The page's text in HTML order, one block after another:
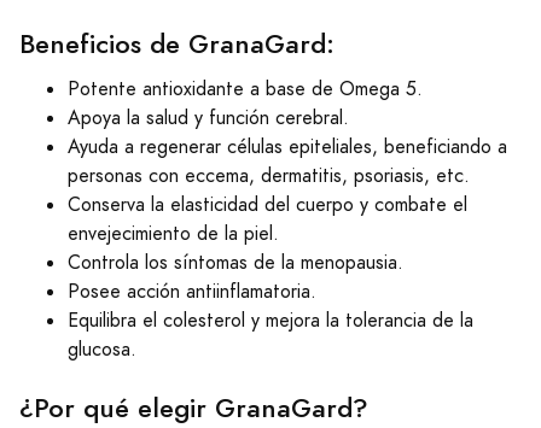
Beneficios de GranaGard:
Potente antioxidante a base de Omega 5.
Apoya la salud y función cerebral.
Ayuda a regenerar células epiteliales, beneficiando a
personas con eccema, dermatitis, psoriasis, etc.
Conserva la elasticidad del cuerpo y combate el
envejecimiento de la piel.
Controla los síntomas de la menopausia.
Posee acción antiinflamatoria.
Equilibra el colesterol y mejora la tolerancia de la
glucosa.
¿Por qué elegir GranaGard?